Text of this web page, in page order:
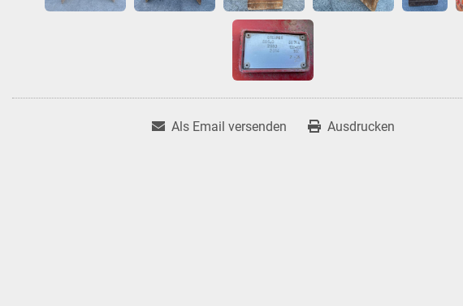
Als Email versenden Ausdrucken